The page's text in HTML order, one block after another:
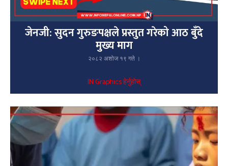
जेनजी: सुदन गुरुङपक्षले प्रस्तुत गरेको आठ बुँदे
मुख्य माग
२०८२ अशोज १९ गते ।
IN Graphics हेर्नुहोस्